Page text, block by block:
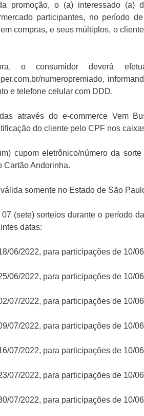
promoção, o (a) interessado (a)
participantes, no período
compras, e seus múltiplos, o
o consumidor deverá
numeropremiado,
e telefone celular com DDD.
através do e-commerce Vem
do cliente pelo CPF nos
cupom eletrônico/número da
Cartão Andorinha.
somente no Estado de São
(sete) sorteios durante o período
datas:
06/2022, para participações de 10/
06/2022, para participações de 10/
07/2022, para participações de 10/
07/2022, para participações de 10/
07/2022, para participações de 10/
07/2022, para participações de 10/
07/2022, para participações de 10/